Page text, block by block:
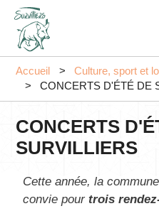
Accueil Culture, sport et
CONCERTS D'ÉTÉ DE
CONCERTS
SURVILLIERS
Cette année, la
convie pourtrois